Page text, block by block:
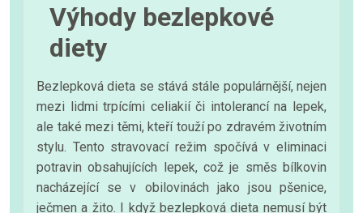
Výhody bezlepkové
diety
Bezlepková dieta se stává stále populárnější, nejen
mezi lidmi trpícími celiakií či intolerancí na lepek,
ale také mezi těmi, kteří touží po zdravém životním
stylu. Tento stravovací režim spočívá v eliminaci
potravin obsahujících lepek, což je směs bílkovin
nacházející se v obilovinách jako jsou pšenice,
ječmen a žito. I když bezlepková dieta nemusí být